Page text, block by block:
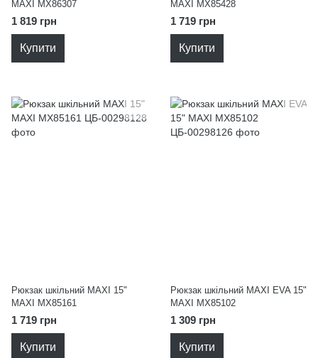
MAXI MX86307
1 819 грн
Купити
MAXI MX85428
1 719 грн
Купити
Рюкзак шкільний MAXI 15"
MAXI MX85161
1 719 грн
Купити
Рюкзак шкільний MAXI EVA 15"
MAXI MX85102
1 309 грн
Купити